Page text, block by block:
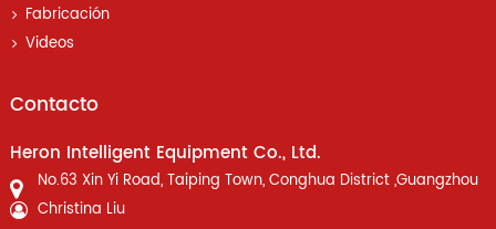
Fabricación
Videos
Contacto
Heron Intelligent Equipment Co., Ltd.
No.63 Xin Yi Road, Taiping Town, Conghua District ,Guangzhou
Christina Liu